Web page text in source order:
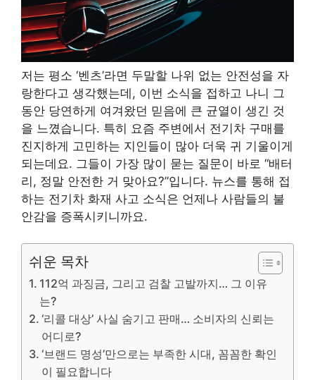
저는 평소 ‘벤츠’라면 두말할 나위 없는 안전성을 자
랑한다고 생각했는데, 이번 소식을 접하고 나니 그
동안 당연하게 여겨왔던 믿음에 큰 균열이 생긴 것
을 느꼈습니다. 특히 요즘 주변에서 전기차 구매를
진지하게 고민하는 지인들이 많아 더욱 귀 기울이게
되는데요. 그들이 가장 많이 묻는 질문이 바로 “배터
리, 정말 안전한 거 맞아요?”입니다. 뉴스를 통해 접
하는 전기차 화재 사고 소식은 언제나 사람들의 불
안감을 증폭시키니까요.
쉬운 목차
112억 과징금, 그리고 검찰 고발까지… 그 이유
는?
‘리콜 대상’ 사실 숨기고 판매… 소비자의 신뢰는
어디로?
‘브랜드 명성’만으로는 부족한 시대, 꼼꼼한 확인
이 필요합니다